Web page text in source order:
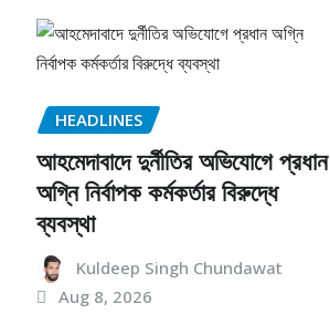
HEADLINES
আহমেদাবাদে দুর্নীতির অভিযোগে প্রধান
অগ্নি নির্বাপক কর্মকর্তার বিরুদ্ধে
ব্যবস্থা
Kuldeep Singh Chundawat
Aug 8, 2026